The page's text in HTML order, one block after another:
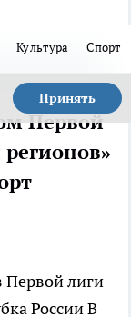
Культура Спорт
Принять
Первой
Первой лиги
РоссииВ